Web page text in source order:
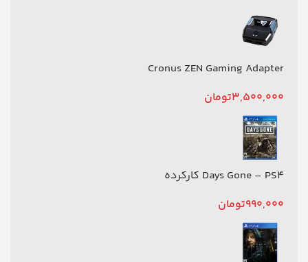
Cronus ZEN Gaming Adapter
3,500,000تومان
Days Gone – PS4 کارکرده
990,000تومان